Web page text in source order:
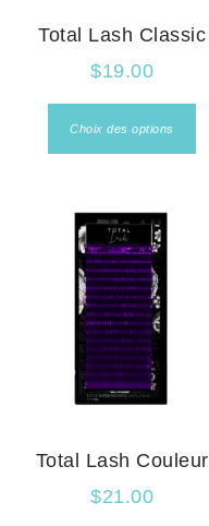
Total Lash Classic
$19.00
Choix des options
Total Lash Couleur
$21.00